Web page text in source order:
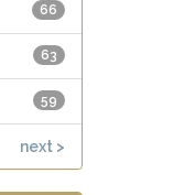
66
63
59
next >